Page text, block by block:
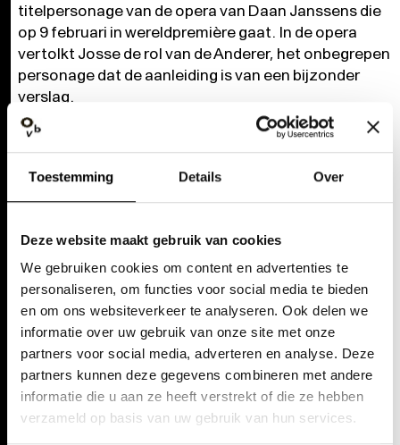
Toestemming Details Over
Deze website maakt gebruik van cookies
We gebruiken cookies om content en advertenties te
personaliseren, om functies voor social media te bieden
en om ons websiteverkeer te analyseren. Ook delen we
informatie over uw gebruik van onze site met onze
partners voor social media, adverteren en analyse. Deze
partners kunnen deze gegevens combineren met andere
informatie die u aan ze heeft verstrekt of die ze hebben
verzameld op basis van uw gebruik van hun services.
titelpersonage van de opera van Daan Janssens die
op 9 februari in wereldpremière gaat. In de opera
vertolkt Josse de rol van de Anderer, het onbegrepen
personage dat de aanleiding is van een bijzonder
verslag.
ANTWERPEN | GENT
BRODECK
INFO EN TICKETS